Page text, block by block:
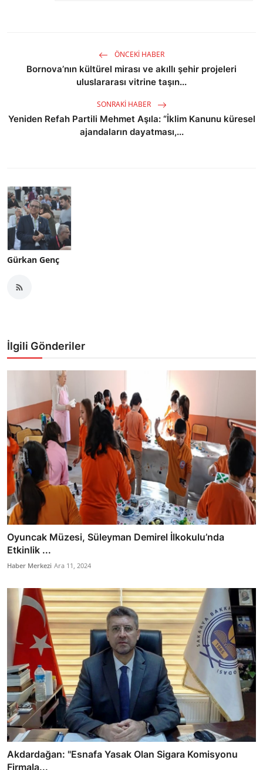
ÖNCEKI HABER
Bornova’nın kültürel mirası ve akıllı şehir projeleri
uluslararası vitrine taşın...
SONRAKI HABER
Yeniden Refah Partili Mehmet Aşıla: “İklim Kanunu küresel
ajandaların dayatması,...
Gürkan Genç
İlgili Gönderiler
Oyuncak Müzesi, Süleyman Demirel İlkokulu’nda
Etkinlik ...
Haber Merkezi Ara 11, 2024
Akdardağan: "Esnafa Yasak Olan Sigara Komisyonu
Firmala...